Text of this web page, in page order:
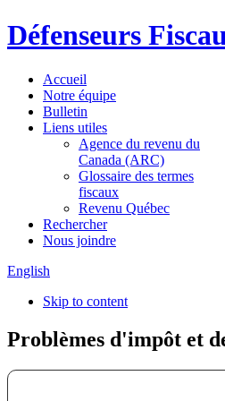
Défenseurs
Accueil
Notre équipe
Bulletin
Liens utiles
Agence du revenu du
Canada (ARC)
Glossaire des termes
fiscaux
Revenu Québec
Rechercher
Nous joindre
English
Skip to content
Problèmes d'impôt et